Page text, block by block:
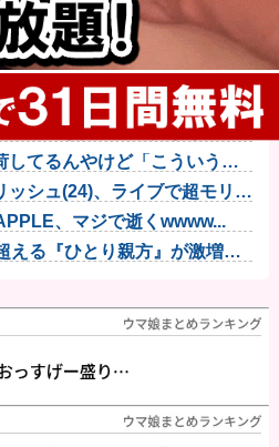
級のAIデータセンター建設
（捕） 大城 卓三 6（一） 小
チンからの高額オファーを拒
対目が覚める目覚まし時計
してるんやけど「こういうの
ッシュ(24)、ライブで超モリマ
、マジで逝くwwww...
える『ひとり親方』が激増